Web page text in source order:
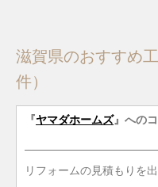
滋賀県のおすすめ
件）
『ヤマダホームズ』への
リフォームの見積もりを